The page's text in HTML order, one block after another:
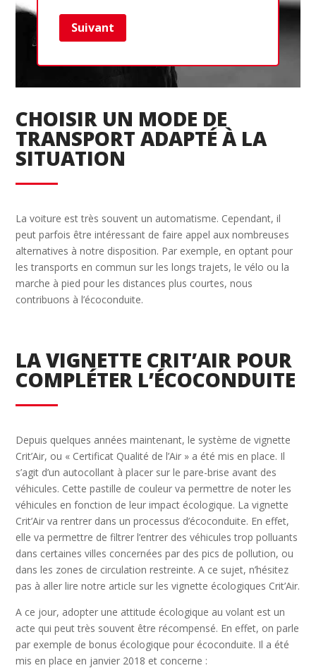
Suivant
CHOISIR UN MODE DE
TRANSPORT ADAPTÉ À LA
SITUATION
La voiture est très souvent un automatisme. Cependant, il
peut parfois être intéressant de faire appel aux nombreuses
alternatives à notre disposition. Par exemple, en optant pour
les transports en commun sur les longs trajets, le vélo ou la
marche à pied pour les distances plus courtes, nous
contribuons à l’écoconduite.
LA VIGNETTE CRIT’AIR POUR
COMPLÉTER L’ÉCOCONDUITE
Depuis quelques années maintenant, le système de vignette
Crit’Air, ou « Certificat Qualité de l’Air » a été mis en place. Il
s’agit d’un autocollant à placer sur le pare-brise avant des
véhicules. Cette pastille de couleur va permettre de noter les
véhicules en fonction de leur impact écologique. La vignette
Crit’Air va rentrer dans un processus d’écoconduite. En effet,
elle va permettre de filtrer l’entrer des véhicules trop polluants
dans certaines villes concernées par des pics de pollution, ou
dans les zones de circulation restreinte. A ce sujet, n’hésitez
pas à aller lire notre article sur les vignette écologiques Crit’Air.
A ce jour, adopter une attitude écologique au volant est un
acte qui peut très souvent être récompensé. En effet, on parle
par exemple de bonus écologique pour écoconduite. Il a été
mis en place en janvier 2018 et concerne :